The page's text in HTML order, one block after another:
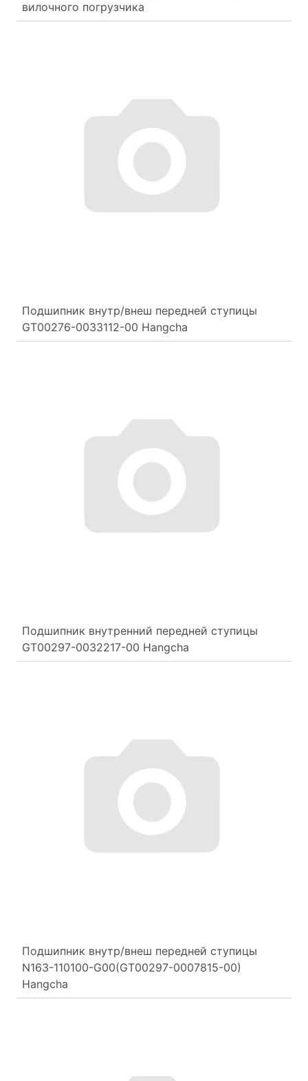
вилочного погрузчика
Подшипник внутр/внеш передней ступицы
GT00276-0033112-00 Hangcha
Подшипник внутренний передней ступицы
GT00297-0032217-00 Hangcha
Подшипник внутр/внеш передней ступицы
N163-110100-G00(GT00297-0007815-00)
Hangcha